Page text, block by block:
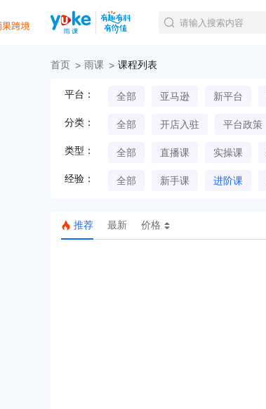
首页 雨课 课程列表
平台： 全部 亚马逊 新平台
分类： 全部 开店入驻 平台政策
类型： 全部 直播课 实操课
经验： 全部 新手课 进阶课
推荐 最新 价格